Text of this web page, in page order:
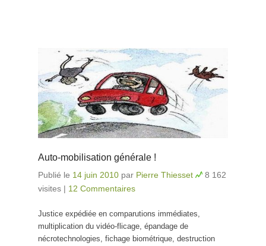
Auto-mobilisation générale !
Publié le 14 juin 2010 par Pierre Thiesset
8 162
visites | 12 Commentaires
Justice expédiée en comparutions immédiates,
multiplication du vidéo-flicage, épandage de
nécrotechnologies, fichage biométrique, destruction